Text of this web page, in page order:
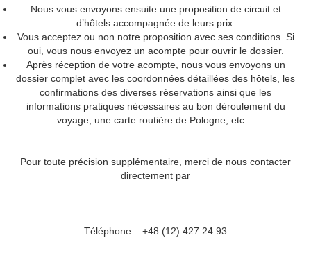
Nous vous envoyons ensuite une proposition de circuit et
d’hôtels accompagnée de leurs prix.
Vous acceptez ou non notre proposition avec ses conditions. Si
oui, vous nous envoyez un acompte pour ouvrir le dossier.
Après réception de votre acompte, nous vous envoyons un
dossier complet avec les coordonnées détaillées des hôtels, les
confirmations des diverses réservations ainsi que les
informations pratiques nécessaires au bon déroulement du
voyage, une carte routière de Pologne, etc…
Pour toute précision supplémentaire, merci de nous contacter
directement par
Téléphone : +48 (12) 427 24 93